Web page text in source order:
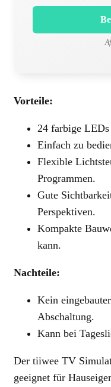
Vorteile:
24 farbige
Einfach zu
Flexible
Programmen.
Gute
Perspektiven.
Kompakte
kann.
Nachteile:
Kein
Abschaltung.
Kann bei
Der tiiwee TV
geeignet für